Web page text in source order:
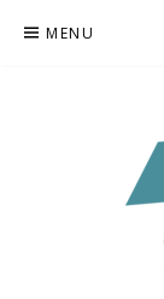
MENU